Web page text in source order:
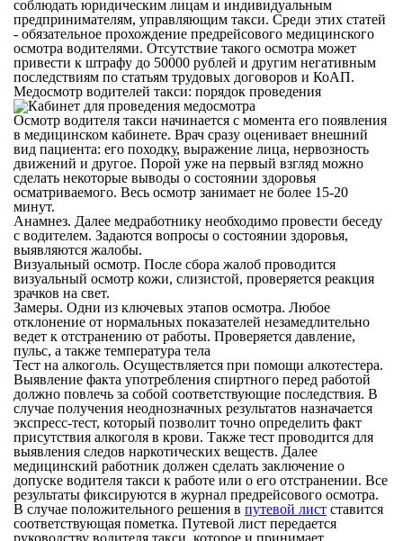
соблюдать юридическим лицам и индивидуальным
предпринимателям, управляющим такси. Среди этих статей
- обязательное прохождение предрейсового медицинского
осмотра водителями. Отсутствие такого осмотра может
привести к штрафу до 50000 рублей и другим негативным
последствиям по статьям трудовых договоров и КоАП.
Медосмотр водителей такси: порядок проведения
Осмотр водителя такси начинается с момента его появления
в медицинском кабинете. Врач сразу оценивает внешний
вид пациента: его походку, выражение лица, нервозность
движений и другое. Порой уже на первый взгляд можно
сделать некоторые выводы о состоянии здоровья
осматриваемого. Весь осмотр занимает не более 15-20
минут.
Анамнез. Далее медработнику необходимо провести беседу
с водителем. Задаются вопросы о состоянии здоровья,
выявляются жалобы.
Визуальный осмотр. После сбора жалоб проводится
визуальный осмотр кожи, слизистой, проверяется реакция
зрачков на свет.
Замеры. Одни из ключевых этапов осмотра. Любое
отклонение от нормальных показателей незамедлительно
ведет к отстранению от работы. Проверяется давление,
пульс, а также температура тела
Тест на алкоголь. Осуществляется при помощи алкотестера.
Выявление факта употребления спиртного перед работой
должно повлечь за собой соответствующие последствия. В
случае получения неоднозначных результатов назначается
экспресс-тест, который позволит точно определить факт
присутствия алкоголя в крови. Также тест проводится для
выявления следов наркотических веществ. Далее
медицинский работник должен сделать заключение о
допуске водителя такси к работе или о его отстранении. Все
результаты фиксируются в журнал предрейсового осмотра.
В случае положительного решения в путевой лист ставится
соответствующая пометка. Путевой лист передается
руководству водителя такси, которое и принимает